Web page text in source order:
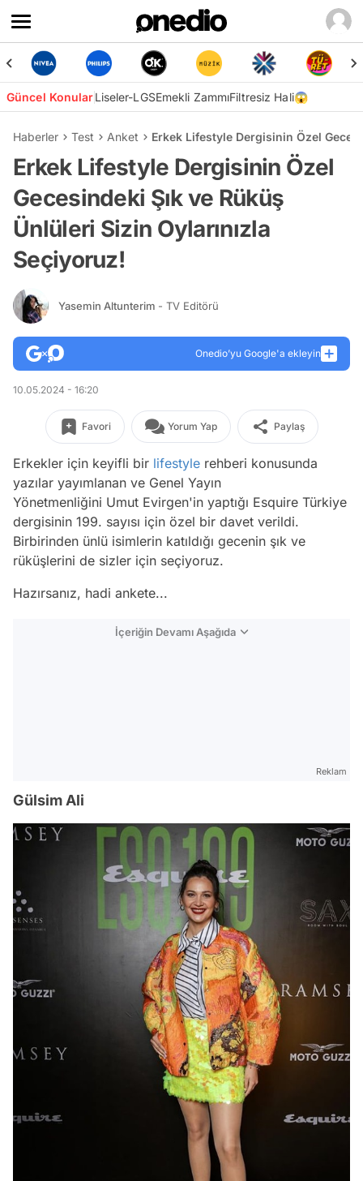
Güncel KonularLiseler-LGSEmekli ZammıFiltresiz Hali😱
Haberler Test Anket Erkek Lifestyle Dergisinin Özel
Erkek Lifestyle Dergisinin Özel
Gecesindeki Şık ve Rüküş
Ünlüleri Sizin Oylarınızla
Seçiyoruz!
Yasemin Altunterim - TV Editörü
Onedio’yu Google'a ekleyin
10.05.2024 - 16:20
Favori Yorum Yap Paylaş
Erkekler için keyifli bir lifestyle rehberi konusunda
yazılar yayımlanan ve Genel Yayın
Yönetmenliğini Umut Evirgen'in yaptığı Esquire Türkiye
dergisinin 199. sayısı için özel bir davet verildi.
Birbirinden ünlü isimlerin katıldığı gecenin şık ve
rüküşlerini de sizler için seçiyoruz.
Hazırsanız, hadi ankete...
İçeriğin Devamı Aşağıda
Reklam
Gülsim Ali